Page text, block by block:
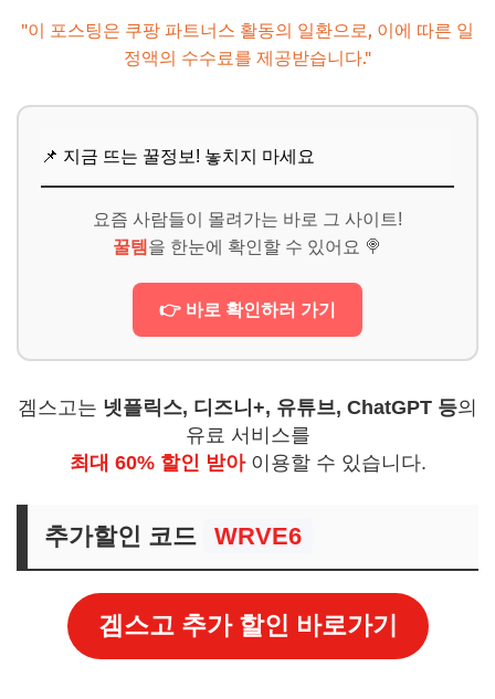
"이 포스팅은 쿠팡 파트너스 활동의 일환으로, 이에 따른 일
정액의 수수료를 제공받습니다."
📌 지금 뜨는 꿀정보! 놓치지 마세요
요즘 사람들이 몰려가는 바로 그 사이트!
꿀템 을 한눈에 확인할 수 있어요 🍭
👉 바로 확인하러 가기
겜스고는 넷플릭스, 디즈니+, 유튜브, ChatGPT 등의
유료 서비스를
최대 60% 할인 받아이용할 수 있습니다.
추가할인 코드 WRVE6
겜스고 추가 할인 바로가기